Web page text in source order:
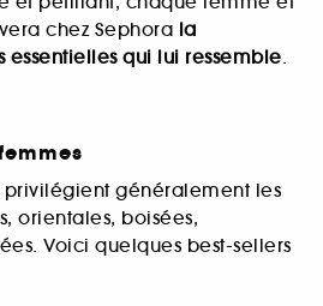
chez Sephora la
essentielles qui lui ressemble.
privilégient généralement les
orientales, boisées,
Voici quelques best-sellers